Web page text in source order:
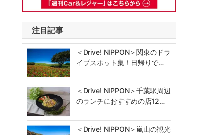
注目記事
＜Drive! NIPPON＞関東のドラ
イブスポット集！日帰りで…
＜Drive! NIPPON＞千葉駅周辺
のランチにおすすめの店12…
＜Drive! NIPPON＞嵐山の観光